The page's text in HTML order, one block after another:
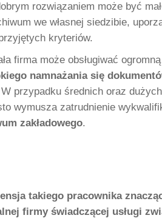
rozwiązaniem może być
we własnej siedzibie,
kryteriów.
firma może obsługiwać
namnażania się
przypadku średnich oraz
wymusza zatrudnienie
zakładowego.
takiego pracownika
firmy świadczącej usługi